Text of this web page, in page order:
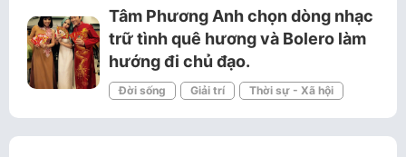
Tâm Phương Anh chọn dòng nhạc
trữ tình quê hương và Bolero làm
hướng đi chủ đạo.
Đời sống Giải trí Thời sự - Xã hội